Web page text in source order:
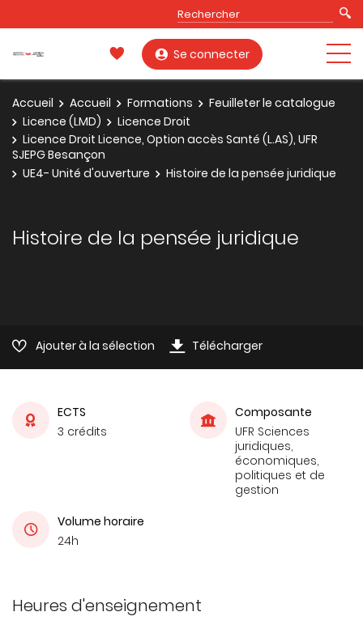
Se connecter
Accueil Accueil Formations
Feuilleter le catalogue
Licence (LMD)
Licence Droit
Licence Droit Licence, Option accès Santé (L.AS), UFR
SJEPG Besançon
UE4- Unité d'ouverture
Histoire de la pensée juridique
Histoire de la pensée juridique
Ajouter à la sélection Télécharger
ECTS
3 crédits
Composante
UFR Sciences
juridiques,
économiques,
politiques et de
gestion
Volume horaire
24h
Heures d'enseignement